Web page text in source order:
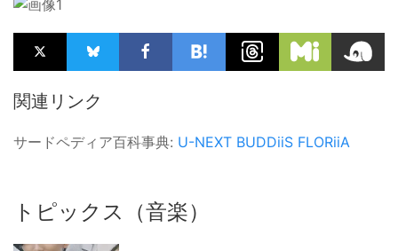
関連リンク
サードペディア百科事典: U-NEXT BUDDiiS FLORiiA
トピックス（音楽）